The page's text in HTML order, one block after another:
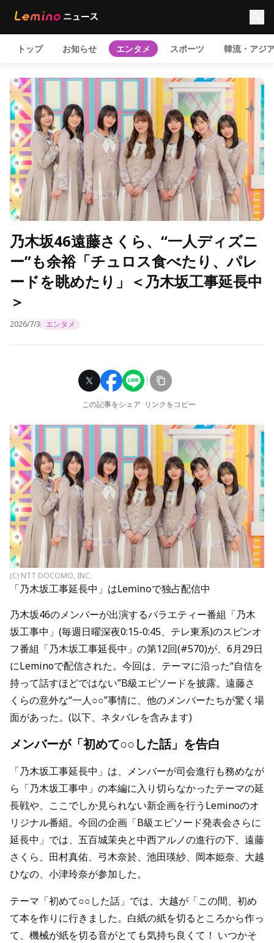
トップ お知らせ エンタメ スポーツ 韓流・アジ
乃木坂46遠藤さくら、“一人ディズニ
ー”も余裕「チュロス食べたり、パレ
ードを眺めたり」＜乃木坂工事延長中
＞
2026/7/3 エンタメ
この記事をシェア リンクをコピー
(C) NTT DOCOMO, INC.
「乃木坂工事延長中」はLeminoで独占配信中
乃木坂46のメンバーが出演するバラエティー番組「乃木
坂工事中」(毎週日曜深夜0:15-0:45、テレ東系)のスピンオ
フ番組「乃木坂工事延長中」の第12回(#570)が、6月29日
にLeminoで配信された。今回は、テーマに沿った“自信を
持って話すほどではない”B級エピソードを披露。遠藤さ
くらの意外な“一人○○”事情に、他のメンバーたちが驚く場
面があった。(以下、ネタバレを含みます)
メンバーが「初めて○○した話」を告白
「乃木坂工事延長中」は、メンバーが司会進行も務めなが
ら「乃木坂工事中」の本編に入り切らなかったテーマの延
長戦や、ここでしか見られない新企画を行うLeminoのオ
リジナル番組。今回の企画「B級エピソード発表会さらに
延長中」では、五百城茉央と中西アルノの進行の下、遠藤
さくら、田村真佑、弓木奈於、池田瑛紗、岡本姫奈、大越
ひなの、小津玲奈が参加した。
テーマ「初めて○○した話」では、大越が「この間、初め
て本を作りに行きました。白紙の紙を切るところから作っ
て、機械が紙を切る音がとても気持ち良くて！ いつかそ